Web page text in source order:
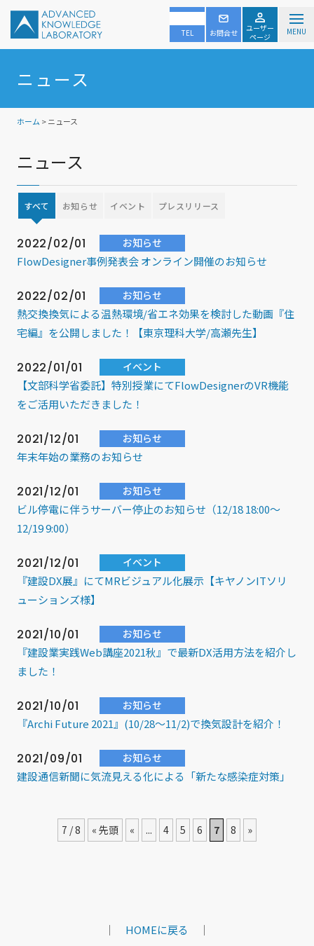
TEL お問合せ
ユーザー
ページ
MENU
ニュース
ホーム > ニュース
ニュース
すべて お知らせ イベント プレスリリース
2022/02/01 お知らせ
FlowDesigner事例発表会 オンライン開催のお知らせ
2022/02/01 お知らせ
熱交換換気による温熱環境/省エネ効果を検討した動画『住
宅編』を公開しました！【東京理科大学/高瀬先生】
2022/01/01 イベント
【文部科学省委託】特別授業にてFlowDesignerのVR機能
をご活用いただきました！
2021/12/01 お知らせ
年末年始の業務のお知らせ
2021/12/01 お知らせ
ビル停電に伴うサーバー停止のお知らせ（12/18 18:00～
12/19 9:00）
2021/12/01 イベント
『建設DX展』にてMRビジュアル化展示【キヤノンITソリ
ューションズ様】
2021/10/01 お知らせ
『建設業実践Web講座2021秋』で最新DX活用方法を紹介し
ました！
2021/10/01 お知らせ
『Archi Future 2021』(10/28～11/2)で換気設計を紹介！
2021/09/01 お知らせ
建設通信新聞に気流見える化による「新たな感染症対策」
2021/08/01 お知らせ
7 / 8 « 先頭 « ... 4 5 6 7 8 »
｜ HOMEに戻る ｜